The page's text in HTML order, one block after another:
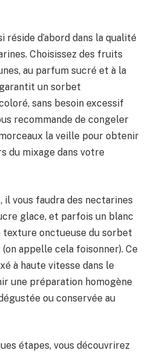
réside d’abord dans la qualité
Choisissez des fruits
au parfum sucré et à la
un sorbet
sans besoin excessif
recommande de congeler
la veille pour obtenir
du mixage dans votre
il vous faudra des nectarines
glace, et parfois un blanc
onctueuse du sorbet
appelle cela foisonner). Ce
à haute vitesse dans le
une préparation homogène
ou conservée au
étapes, vous découvrirez